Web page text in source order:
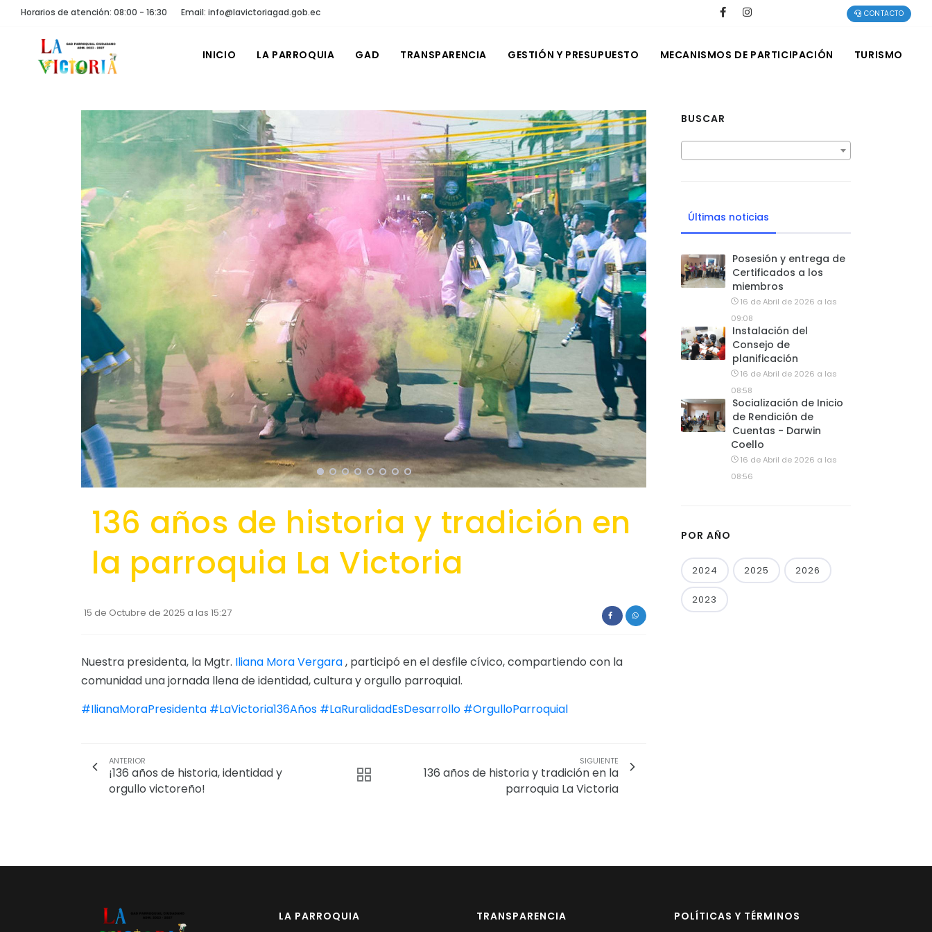
Horarios de atención: 08:00 - 16:30 Email: info@lavictoriagad.gob.ec CONTACTO
INICIO LA PARROQUIA GAD TRANSPARENCIA GESTIÓN Y PRESUPUESTO MECANISMOS DE PARTICIPACIÓN TURISMO
136 años de historia y tradición en
la parroquia La Victoria
15 de Octubre de 2025 a las 15:27
Nuestra presidenta, la Mgtr. Iliana Mora Vergara, participó en el desfile cívico, compartiendo con la
comunidad una jornada llena de identidad, cultura y orgullo parroquial.
#IlianaMoraPresidenta #LaVictoria136Años #LaRuralidadEsDesarrollo #OrgulloParroquial
ANTERIOR
¡136 años de historia, identidad y
orgullo victoreño!
SIGUIENTE
136 años de historia y tradición en la
parroquia La Victoria
BUSCAR
Últimas noticias
Posesión y entrega de
Certificados a los
miembros
16 de Abril de 2026 a las
09:08
Instalación del
Consejo de
planificación
16 de Abril de 2026 a las
08:58
Socialización de Inicio
de Rendición de
Cuentas - Darwin
Coello
16 de Abril de 2026 a las
08:56
POR AÑO
2024 2025 2026
2023
LA PARROQUIA TRANSPARENCIA POLÍTICAS Y TÉRMINOS